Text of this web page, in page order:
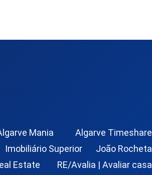
Mania
Algarve Timeshare
Imobiliário Superior
João Rocheta
Estate
RE/Avalia | Avaliar casa